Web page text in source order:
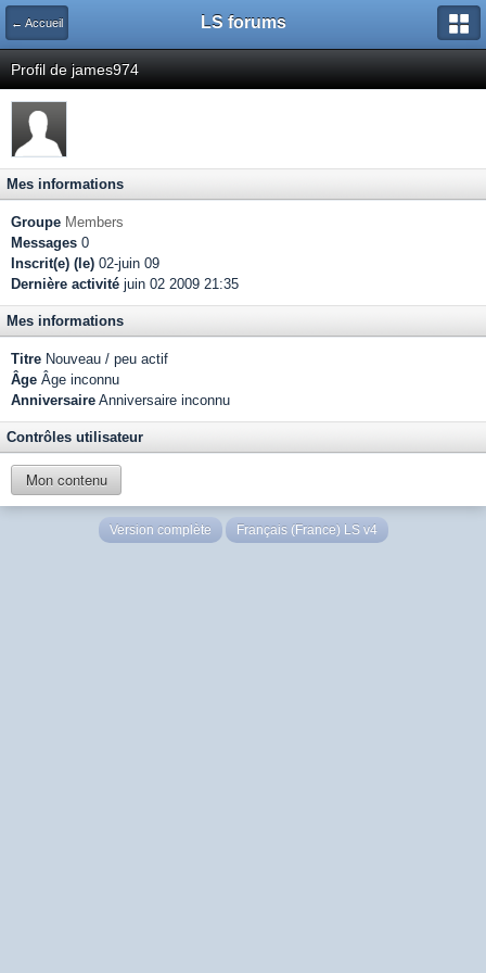
← Accueil LS forums
Profil de james974
Mes informations
Groupe Members
Messages 0
Inscrit(e) (le) 02-juin 09
Dernière activité juin 02 2009 21:35
Mes informations
Titre Nouveau / peu actif
Âge Âge inconnu
Anniversaire Anniversaire inconnu
Contrôles utilisateur
Mon contenu
Version complète Français (France) LS v4